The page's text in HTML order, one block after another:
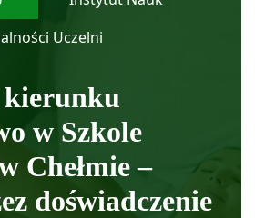
Uczelni
w Szkole
Chełmie –
doświadczenie